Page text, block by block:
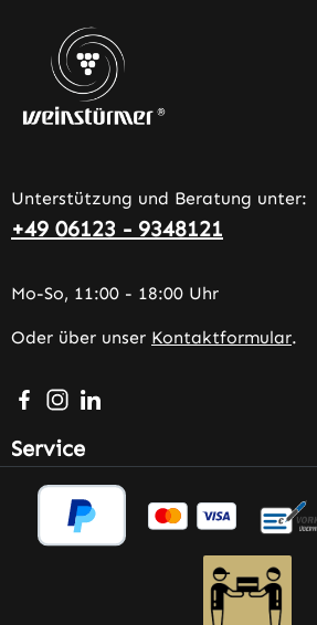
Unterstützung und Beratung unter:
+49 06123 - 9348121
Mo-So, 11:00 - 18:00 Uhr
Oder über unser Kontaktformular.
Besuche uns auf Facebook –
Schau auf Instagram vorbei –
Vernetze dich mit uns auf
Service